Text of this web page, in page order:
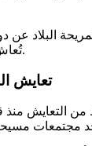
البلاد
تُعاش كعنصر ثقافي متجذر جيدًا.
تعايش
من التعايش